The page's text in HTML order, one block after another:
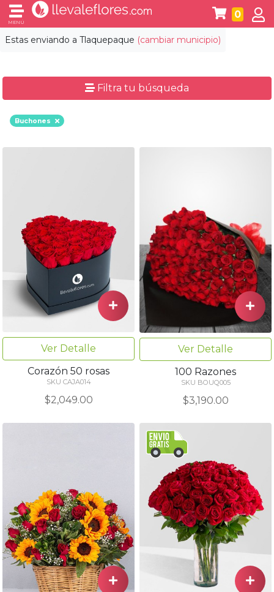
Estas enviando a Tlaquepaque (cambiar municipio)
MENÚ
0
Filtra tu búsqueda
Buchones
Ver Detalle
Corazón 50 rosas
SKU CAJA014
$2,049.00
Ver Detalle
100 Razones
SKU BOUQ005
$3,190.00